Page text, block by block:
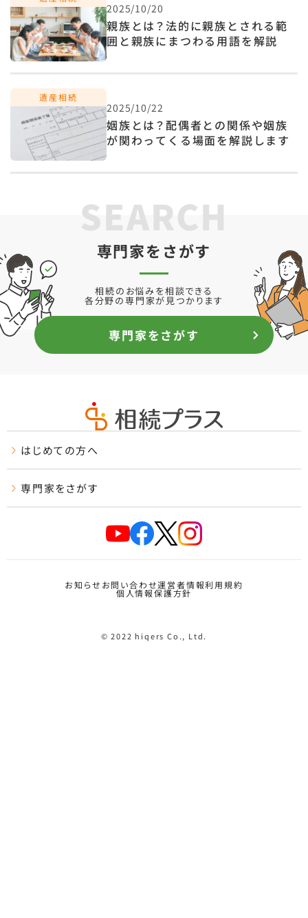
2025/10/20
親族とは？法的に親族とされる範
囲と親族にまつわる用語を解説
2025/10/22
姻族とは？配偶者との関係や姻族
が関わってくる場面を解説します
SEARCH
専門家をさがす
相続のお悩みを相談できる
各分野の専門家が見つかります
専門家をさがす
はじめての方へ
専門家をさがす
お知らせ お問い合わせ運営者情報利用規約
個人情報保護方針
© 2022 hiqers Co., Ltd.